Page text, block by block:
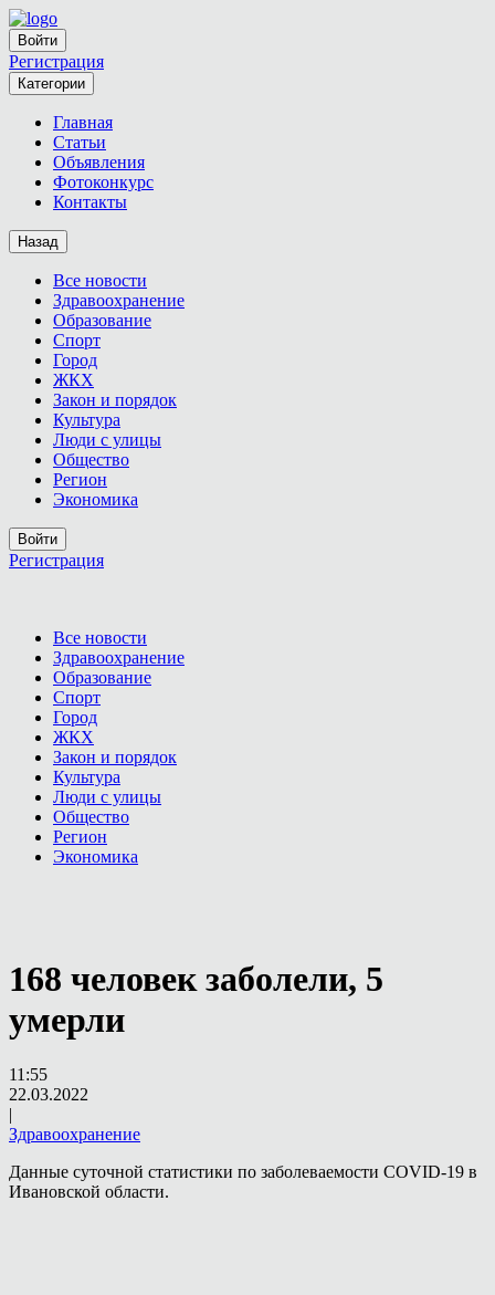
Войти
Регистрация
Категории
Главная
Статьи
Объявления
Фотоконкурс
Контакты
Назад
Все новости
Здравоохранение
Образование
Спорт
Город
ЖКХ
Закон и порядок
Культура
Люди с улицы
Общество
Регион
Экономика
Войти
Регистрация
Все новости
Здравоохранение
Образование
Спорт
Город
ЖКХ
Закон и порядок
Культура
Люди с улицы
Общество
Регион
Экономика
168 человек заболели, 5
умерли
11:55
22.03.2022
|
Здравоохранение
Данные суточной статистики по заболеваемости COVID-19 в
Ивановской области.